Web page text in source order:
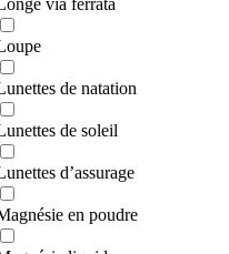
via ferrata
de natation
de soleil
d’assurage
en poudre